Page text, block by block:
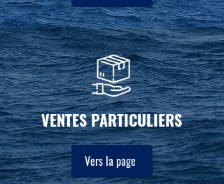
VENTES PARTICULIERS
Vers la page